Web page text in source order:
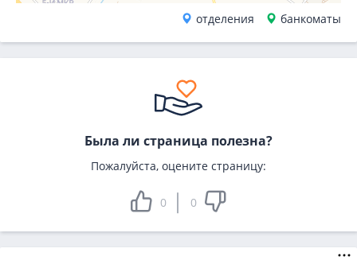
отделения банкоматы
Была ли страница полезна?
Пожалуйста, оцените страницу:
0 0